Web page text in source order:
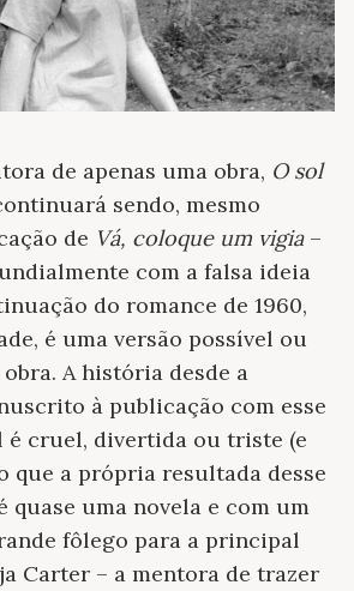
de apenas uma obra, O sol
sendo, mesmo
de Vá, coloque um vigia–
com a falsa ideia
do romance de 1960,
é uma versão possível ou
A história desde a
à publicação com esse
é cruel, divertida ou triste (e
que a própria resultada desse
quase uma novela e com um
fôlego para a principal
Carter – a mentora de trazer